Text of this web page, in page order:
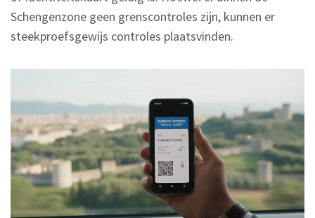
Schengenzone geen grenscontroles zijn, kunnen er
steekproefsgewijs controles plaatsvinden.